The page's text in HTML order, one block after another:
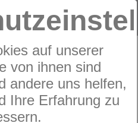
auf unserer
von ihnen sind
andere uns helfen,
Ihre Erfahrung zu
944